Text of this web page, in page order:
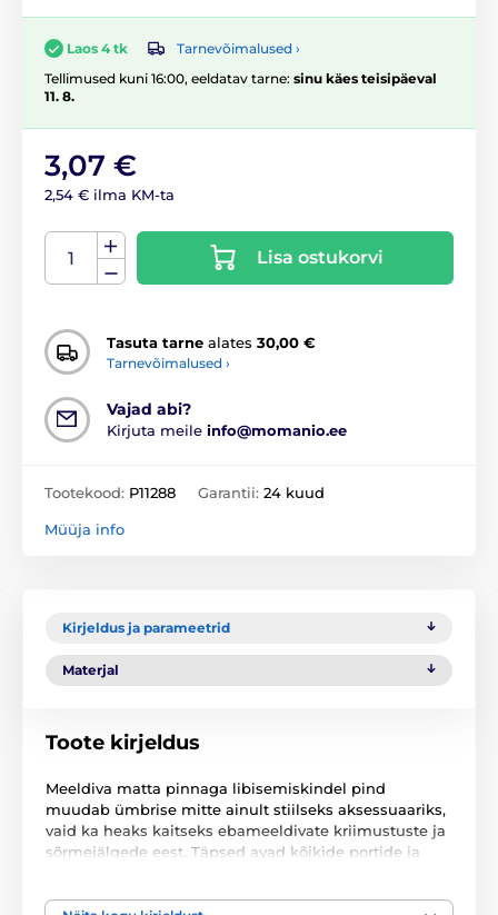
Laos 4 tk
Tarnevõimalused ›
Tellimused kuni 16:00, eeldatav tarne: sinu käes teisipäeval
11. 8.
3,07 €
2,54 € ilma KM-ta
Lisa ostukorvi
Tasuta tarne alates 30,00 €
Tarnevõimalused ›
Vajad abi?
Kirjuta meile info@momanio.ee
Tootekood: P11288 Garantii: 24 kuud
Müüja info
Kirjeldus ja parameetrid
Materjal
Toote kirjeldus
Meeldiva matta pinnaga libisemiskindel pind
muudab ümbrise mitte ainult stiilseks aksessuaariks,
vaid ka heaks kaitseks ebameeldivate kriimustuste ja
sõrmejälgede eest. Täpsed avad kõikide portide ja